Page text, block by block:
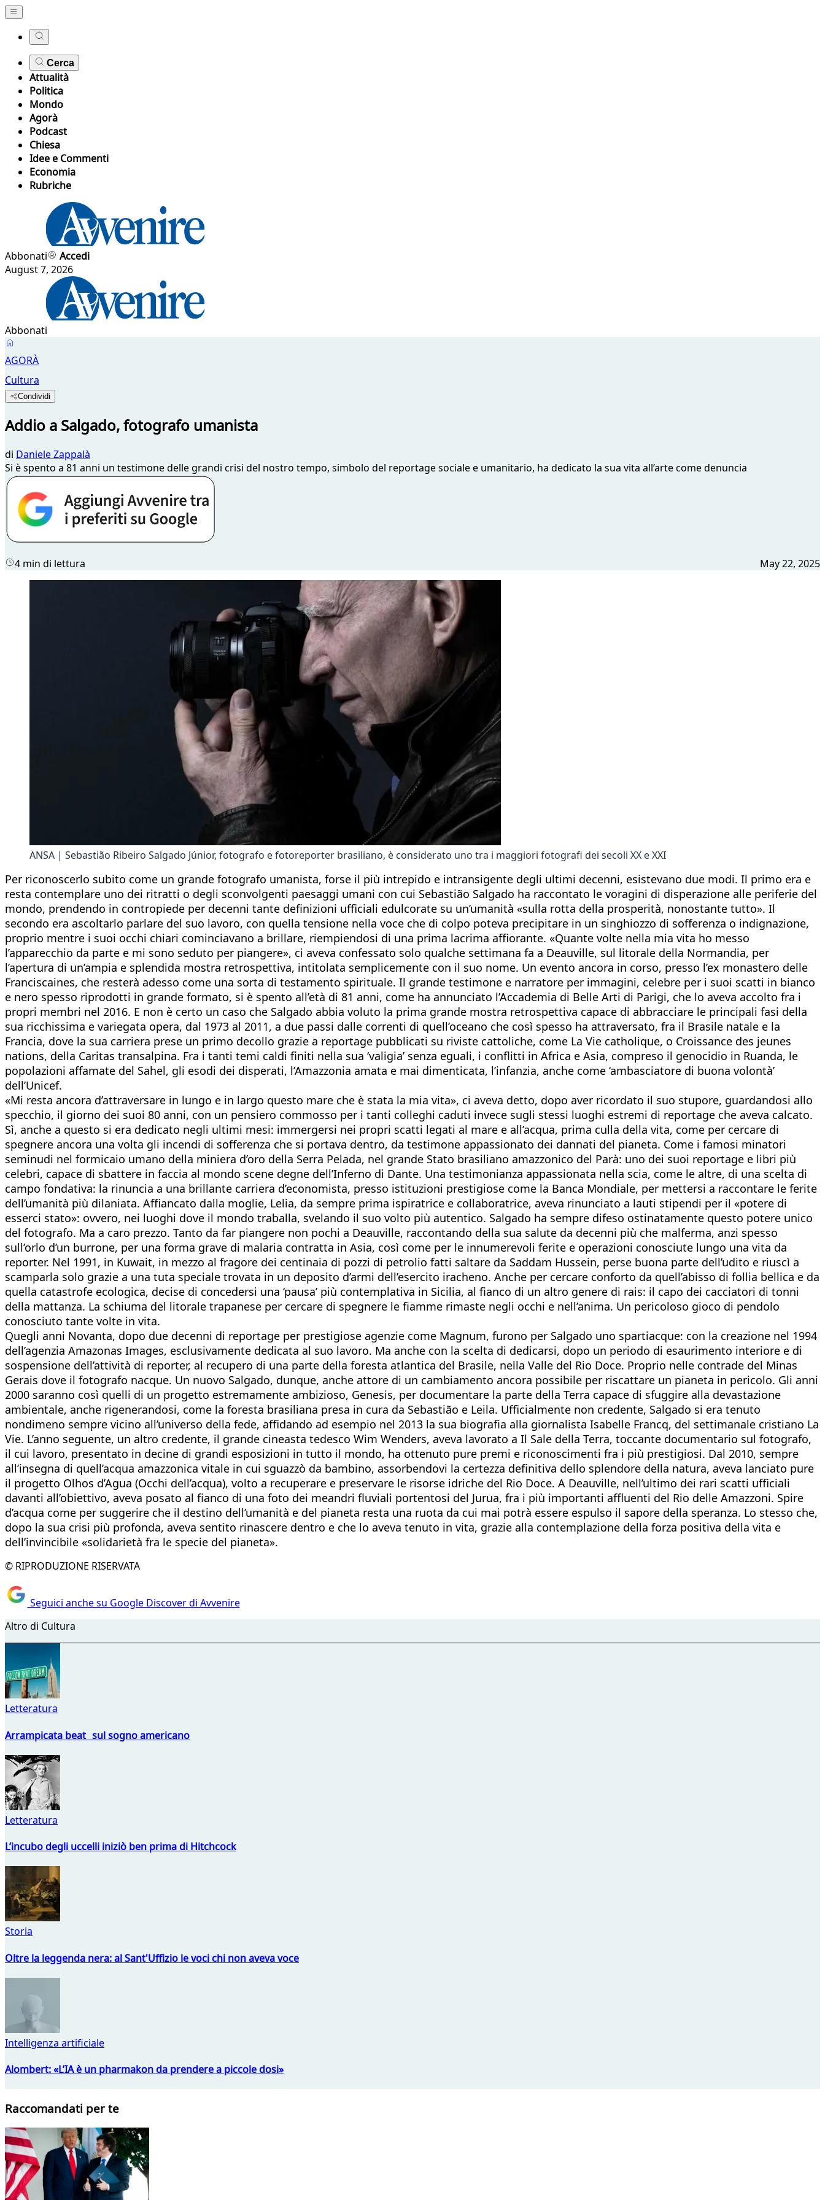
Cerca
Attualità
Politica
Mondo
Agorà
Podcast
Chiesa
Idee e Commenti
Economia
Rubriche
Abbonati
Accedi
August 7, 2026
Abbonati
AGORÀ
Cultura
Condividi
Addio a Salgado, fotografo umanista
di Daniele Zappalà
Si è spento a 81 anni un testimone delle grandi crisi del nostro tempo, simbolo del reportage sociale e umanitario, ha dedicato la sua vita all’arte come denuncia
4 min di lettura May 22, 2025
ANSA | Sebastião Ribeiro Salgado Júnior, fotografo e fotoreporter brasiliano, è considerato uno tra i maggiori fotografi dei secoli XX e XXI
Per riconoscerlo subito come un grande fotografo umanista, forse il più intrepido e intransigente degli ultimi decenni, esistevano due modi. Il primo era e
resta contemplare uno dei ritratti o degli sconvolgenti paesaggi umani con cui Sebastião Salgado ha raccontato le voragini di disperazione alle periferie del
mondo, prendendo in contropiede per decenni tante definizioni ufficiali edulcorate su un’umanità «sulla rotta della prosperità, nonostante tutto». Il
secondo era ascoltarlo parlare del suo lavoro, con quella tensione nella voce che di colpo poteva precipitare in un singhiozzo di sofferenza o indignazione,
proprio mentre i suoi occhi chiari cominciavano a brillare, riempiendosi di una prima lacrima affiorante. «Quante volte nella mia vita ho messo
l’apparecchio da parte e mi sono seduto per piangere», ci aveva confessato solo qualche settimana fa a Deauville, sul litorale della Normandia, per
l’apertura di un’ampia e splendida mostra retrospettiva, intitolata semplicemente con il suo nome. Un evento ancora in corso, presso l’ex monastero delle
Franciscaines, che resterà adesso come una sorta di testamento spirituale. Il grande testimone e narratore per immagini, celebre per i suoi scatti in bianco
e nero spesso riprodotti in grande formato, si è spento all’età di 81 anni, come ha annunciato l’Accademia di Belle Arti di Parigi, che lo aveva accolto fra i
propri membri nel 2016. E non è certo un caso che Salgado abbia voluto la prima grande mostra retrospettiva capace di abbracciare le principali fasi della
sua ricchissima e variegata opera, dal 1973 al 2011, a due passi dalle correnti di quell’oceano che così spesso ha attraversato, fra il Brasile natale e la
Francia, dove la sua carriera prese un primo decollo grazie a reportage pubblicati su riviste cattoliche, come La Vie catholique, o Croissance des jeunes
nations, della Caritas transalpina. Fra i tanti temi caldi finiti nella sua ‘valigia’ senza eguali, i conflitti in Africa e Asia, compreso il genocidio in Ruanda, le
popolazioni affamate del Sahel, gli esodi dei disperati, l’Amazzonia amata e mai dimenticata, l’infanzia, anche come ‘ambasciatore di buona volontà’
dell’Unicef.
«Mi resta ancora d’attraversare in lungo e in largo questo mare che è stata la mia vita», ci aveva detto, dopo aver ricordato il suo stupore, guardandosi allo
specchio, il giorno dei suoi 80 anni, con un pensiero commosso per i tanti colleghi caduti invece sugli stessi luoghi estremi di reportage che aveva calcato.
Sì, anche a questo si era dedicato negli ultimi mesi: immergersi nei propri scatti legati al mare e all’acqua, prima culla della vita, come per cercare di
spegnere ancora una volta gli incendi di sofferenza che si portava dentro, da testimone appassionato dei dannati del pianeta. Come i famosi minatori
seminudi nel formicaio umano della miniera d’oro della Serra Pelada, nel grande Stato brasiliano amazzonico del Parà: uno dei suoi reportage e libri più
celebri, capace di sbattere in faccia al mondo scene degne dell’Inferno di Dante. Una testimonianza appassionata nella scia, come le altre, di una scelta di
campo fondativa: la rinuncia a una brillante carriera d’economista, presso istituzioni prestigiose come la Banca Mondiale, per mettersi a raccontare le ferite
dell’umanità più dilaniata. Affiancato dalla moglie, Lelia, da sempre prima ispiratrice e collaboratrice, aveva rinunciato a lauti stipendi per il «potere di
esserci stato»: ovvero, nei luoghi dove il mondo traballa, svelando il suo volto più autentico. Salgado ha sempre difeso ostinatamente questo potere unico
del fotografo. Ma a caro prezzo. Tanto da far piangere non pochi a Deauville, raccontando della sua salute da decenni più che malferma, anzi spesso
sull’orlo d’un burrone, per una forma grave di malaria contratta in Asia, così come per le innumerevoli ferite e operazioni conosciute lungo una vita da
reporter. Nel 1991, in Kuwait, in mezzo al fragore dei centinaia di pozzi di petrolio fatti saltare da Saddam Hussein, perse buona parte dell’udito e riuscì a
scamparla solo grazie a una tuta speciale trovata in un deposito d’armi dell’esercito iracheno. Anche per cercare conforto da quell’abisso di follia bellica e da
quella catastrofe ecologica, decise di concedersi una ‘pausa’ più contemplativa in Sicilia, al fianco di un altro genere di rais: il capo dei cacciatori di tonni
della mattanza. La schiuma del litorale trapanese per cercare di spegnere le fiamme rimaste negli occhi e nell’anima. Un pericoloso gioco di pendolo
conosciuto tante volte in vita.
Quegli anni Novanta, dopo due decenni di reportage per prestigiose agenzie come Magnum, furono per Salgado uno spartiacque: con la creazione nel 1994
dell’agenzia Amazonas Images, esclusivamente dedicata al suo lavoro. Ma anche con la scelta di dedicarsi, dopo un periodo di esaurimento interiore e di
sospensione dell’attività di reporter, al recupero di una parte della foresta atlantica del Brasile, nella Valle del Rio Doce. Proprio nelle contrade del Minas
Gerais dove il fotografo nacque. Un nuovo Salgado, dunque, anche attore di un cambiamento ancora possibile per riscattare un pianeta in pericolo. Gli anni
2000 saranno così quelli di un progetto estremamente ambizioso, Genesis, per documentare la parte della Terra capace di sfuggire alla devastazione
ambientale, anche rigenerandosi, come la foresta brasiliana presa in cura da Sebastião e Leila. Ufficialmente non credente, Salgado si era tenuto
nondimeno sempre vicino all’universo della fede, affidando ad esempio nel 2013 la sua biografia alla giornalista Isabelle Francq, del settimanale cristiano La
Vie. L’anno seguente, un altro credente, il grande cineasta tedesco Wim Wenders, aveva lavorato a Il Sale della Terra, toccante documentario sul fotografo,
il cui lavoro, presentato in decine di grandi esposizioni in tutto il mondo, ha ottenuto pure premi e riconoscimenti fra i più prestigiosi. Dal 2010, sempre
all’insegna di quell’acqua amazzonica vitale in cui sguazzò da bambino, assorbendovi la certezza definitiva dello splendore della natura, aveva lanciato pure
il progetto Olhos d’Agua (Occhi dell’acqua), volto a recuperare e preservare le risorse idriche del Rio Doce. A Deauville, nell’ultimo dei rari scatti ufficiali
davanti all’obiettivo, aveva posato al fianco di una foto dei meandri fluviali portentosi del Jurua, fra i più importanti affluenti del Rio delle Amazzoni. Spire
d’acqua come per suggerire che il destino dell’umanità e del pianeta resta una ruota da cui mai potrà essere espulso il sapore della speranza. Lo stesso che,
dopo la sua crisi più profonda, aveva sentito rinascere dentro e che lo aveva tenuto in vita, grazie alla contemplazione della forza positiva della vita e
dell’invincibile «solidarietà fra le specie del pianeta».
© RIPRODUZIONE RISERVATA
Seguici anche su Google Discover di Avvenire
Altro di Cultura
Letteratura
Arrampicata beat sul sogno americano
Letteratura
L’incubo degli uccelli iniziò ben prima di Hitchcock
Storia
Oltre la leggenda nera: al Sant'Uffizio le voci chi non aveva voce
Intelligenza artificiale
Alombert: «L’IA è un pharmakon da prendere a piccole dosi»
Raccomandati per te